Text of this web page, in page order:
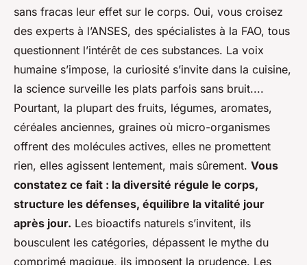
sans fracas leur effet sur le corps. Oui, vous croisez
des experts à l’ANSES, des spécialistes à la FAO, tous
questionnent l’intérêt de ces substances. La voix
humaine s’impose, la curiosité s’invite dans la cuisine,
la science surveille les plats parfois sans bruit....
Pourtant, la plupart des fruits, légumes, aromates,
céréales anciennes, graines où micro-organismes
offrent des molécules actives, elles ne promettent
rien, elles agissent lentement, mais sûrement. Vous
constatez ce fait : la diversité régule le corps,
structure les défenses, équilibre la vitalité jour
après jour. Les bioactifs naturels s’invitent, ils
bousculent les catégories, dépassent le mythe du
comprimé magique, ils imposent la prudence. Les